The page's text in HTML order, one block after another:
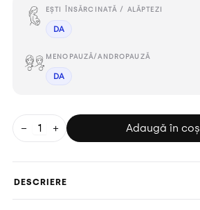
EȘTI ÎNSĂRCINATĂ / ALĂPTEZI
DA
MENOPAUZĂ/ANDROPAUZĂ
DA
− + Adaugă în coș
DESCRIERE